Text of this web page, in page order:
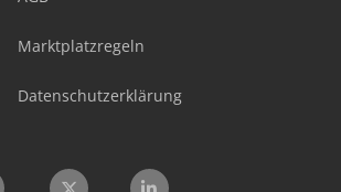
Marktplatzregeln
Datenschutzerklärung